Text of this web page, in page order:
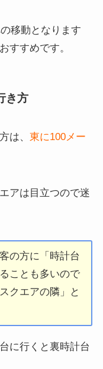
移動となります
すすめです。
き方
は、 東に100メー
アは目立つので迷
の方に「時計台
ことも多いので
クエアの隣」と
に行くと裏時計台